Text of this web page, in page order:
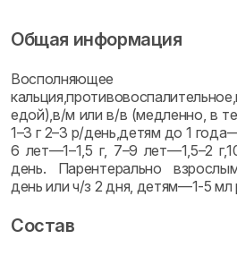
Общая информация
едой),в/м или в/в (медленно, в
1–3 г 2–3 р/день,детям до 1
6 лет—1–1,5 г, 7–9 лет—1,5–2
день. Парентерально
день или ч/з 2 дня, детям—1-5
Состав